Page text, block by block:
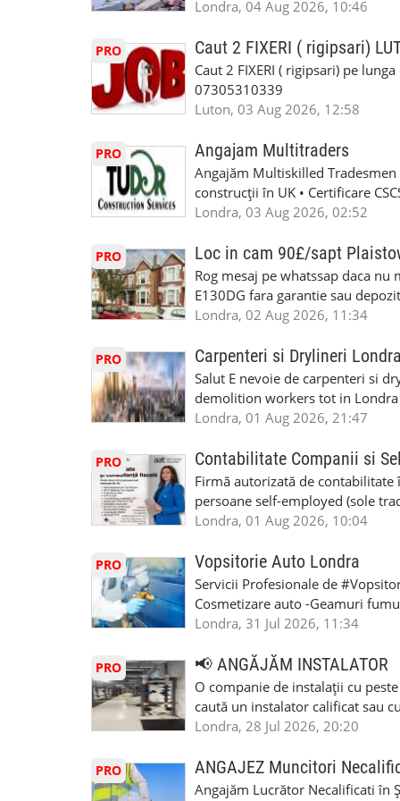
INSTALLATION LIMITED
oferă ore suplimentare și
informații, contactați-ne la: 📞
Londra, 04 Aug 2026, 10:46
PRO Caut 2 FIXERI ( rigipsari)
Caut 2 FIXERI ( rigipsari) pe
07305310339
Luton, 03 Aug 2026, 12:58
PRO Angajam Multitraders
Angajăm Multiskilled
construcții în UK • Certificare
specializate (căutăm
interioare • Permis de
(reprezintă un avantaj
performanță • £200 – £250 pe
posibilități reale de avansare •
oră pauză de masă) •
Londra, 03 Aug 2026, 02:52
PRO Loc in cam 90£/sapt
Rog mesaj pe whatssap daca nu
E130DG fara garantie sau
fiecare pat beneficiaza de dulap
saptaminal fara garantie sau
de 1/sapt) -tel- 07440366084
Londra, 02 Aug 2026, 11:34
PRO Carpenteri si Drylineri Londra
Salut E nevoie de carpenteri si
demolition workers tot in
Londra, 01 Aug 2026, 21:47
PRO Contabilitate Companii si
Firmă autorizată de contabilitate
persoane self-employed (sole
închiriate (landlords) Serviciile
HMRC: PAYE / VAT / CIS ✔
Consultanță fiscală ✔ Declarații
Corporation Tax ✔ Company
planuri ✔ Cash-flow și previziuni
serviciile noastre? ✔ Suntem
ca tax agents ✔ Suntem
Service Provider), astfel putem
Deținem asigurare profesională
Disponibilitate pentru
07444800302 Email:
Brooker Road, Waltham Abbey,
Londra, 01 Aug 2026, 10:04
PRO Vopsitorie Auto Londra
Servicii Profesionale de
Cosmetizare auto -Geamuri
Masina la Schimb. -Reparatiile
Utilizam cele mai moderne,
#Mecanic_Auto_Londra.
#Vopsitorie_Auto_Londra.
#Romanian_Auto_Service.
#Atelier_Auto_Romanesc.
#Geamuri_Fumurii_Colindale
Londra, 31 Jul 2026, 11:34
PRO 📢 ANGĂJĂM INSTALATOR
O companie de instalații cu
caută un instalator calificat sau
Colchester și alte zone . Căutăm
Experiența în domeniul
valabil este obligatorie; 🤝
Londra, 28 Jul 2026, 20:20
PRO ANGAJEZ Muncitori
Angajăm Lucrător Necalificati în